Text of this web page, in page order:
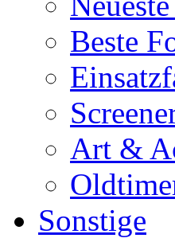
Beste
Art &
Sonstige